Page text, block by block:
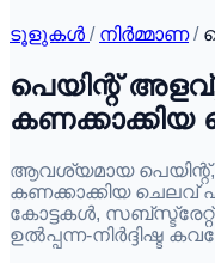
ടൂളുകൾ / നിർമ്മാണ /
പെയിന്റ്
കണക്കാക്കിയ
ആവശ്യമായ
കണക്കാക്കിയ ചെലവ്
കോട്ടകൾ, സബ്സ്ട്രേറ്റ്
ഉൽപ്പന്ന-നിർദ്ദിഷ്ട